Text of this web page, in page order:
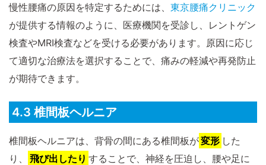
慢性腰痛の原因を特定するためには、 東京腰痛クリニック
が提供する情報のように、医療機関を受診し、レントゲン
検査やMRI検査などを受ける必要があります。原因に応じ
て適切な治療法を選択することで、痛みの軽減や再発防止
が期待できます。
4.3 椎間板ヘルニア
椎間板ヘルニアは、背骨の間にある椎間板が変形 した
り、
飛び出したり することで、神経を圧迫し、腰や足に